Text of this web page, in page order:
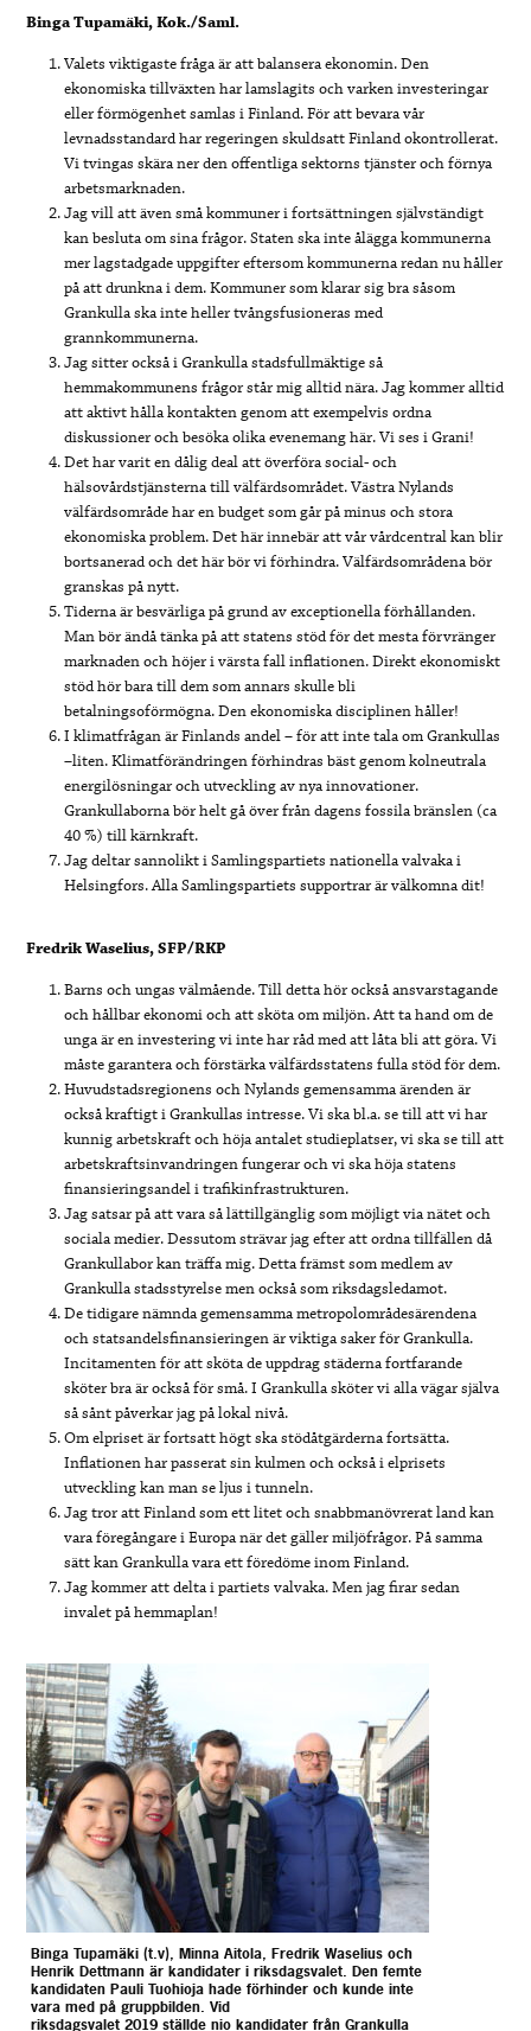
Binga Tupamäki, Kok./Saml.
Valets viktigaste fråga är att balansera ekonomin. Den
ekonomiska tillväxten har lamslagits och varken investeringar
eller förmögenhet samlas i Finland. För att bevara vår
levnadsstandard har regeringen skuldsatt Finland okontrollerat.
Vi tvingas skära ner den offentliga sektorns tjänster och förnya
arbetsmarknaden.
Jag vill att även små kommuner i fortsättningen självständigt
kan besluta om sina frågor. Staten ska inte ålägga kommunerna
mer lagstadgade uppgifter eftersom kommunerna redan nu håller
på att drunkna i dem. Kommuner som klarar sig bra såsom
Grankulla ska inte heller tvångsfusioneras med
grannkommunerna.
Jag sitter också i Grankulla stadsfullmäktige så
hemmakommunens frågor står mig alltid nära. Jag kommer alltid
att aktivt hålla kontakten genom att exempelvis ordna
diskussioner och besöka olika evenemang här. Vi ses i Grani!
Det har varit en dålig deal att överföra social- och
hälsovårdstjänsterna till välfärdsområdet. Västra Nylands
välfärdsområde har en budget som går på minus och stora
ekonomiska problem. Det här innebär att vår vårdcentral kan blir
bortsanerad och det här bör vi förhindra. Välfärdsområdena bör
granskas på nytt.
Tiderna är besvärliga på grund av exceptionella förhållanden.
Man bör ändå tänka på att statens stöd för det mesta förvränger
marknaden och höjer i värsta fall inflationen. Direkt ekonomiskt
stöd hör bara till dem som annars skulle bli
betalningsoförmögna. Den ekonomiska disciplinen håller!
I klimatfrågan är Finlands andel – för att inte tala om Grankullas
–liten. Klimatförändringen förhindras bäst genom kolneutrala
energilösningar och utveckling av nya innovationer.
Grankullaborna bör helt gå över från dagens fossila bränslen (ca
40 %) till kärnkraft.
Jag deltar sannolikt i Samlingspartiets nationella valvaka i
Helsingfors. Alla Samlingspartiets supportrar är välkomna dit!
Fredrik Waselius, SFP/RKP
Barns och ungas välmående. Till detta hör också ansvarstagande
och hållbar ekonomi och att sköta om miljön. Att ta hand om de
unga är en investering vi inte har råd med att låta bli att göra. Vi
måste garantera och förstärka välfärdsstatens fulla stöd för dem.
Huvudstadsregionens och Nylands gemensamma ärenden är
också kraftigt i Grankullas intresse. Vi ska bl.a. se till att vi har
kunnig arbetskraft och höja antalet studieplatser, vi ska se till att
arbetskraftsinvandringen fungerar och vi ska höja statens
finansieringsandel i trafikinfrastrukturen.
Jag satsar på att vara så lättillgänglig som möjligt via nätet och
sociala medier. Dessutom strävar jag efter att ordna tillfällen då
Grankullabor kan träffa mig. Detta främst som medlem av
Grankulla stadsstyrelse men också som riksdagsledamot.
De tidigare nämnda gemensamma metropolområdesärendena
och statsandelsfinansieringen är viktiga saker för Grankulla.
Incitamenten för att sköta de uppdrag städerna fortfarande
sköter bra är också för små. I Grankulla sköter vi alla vägar själva
så sånt påverkar jag på lokal nivå.
Om elpriset är fortsatt högt ska stödåtgärderna fortsätta.
Inflationen har passerat sin kulmen och också i elprisets
utveckling kan man se ljus i tunneln.
Jag tror att Finland som ett litet och snabbmanövrerat land kan
vara föregångare i Europa när det gäller miljöfrågor. På samma
sätt kan Grankulla vara ett föredöme inom Finland.
Jag kommer att delta i partiets valvaka. Men jag firar sedan
invalet på hemmaplan!
Binga Tupamäki (t.v), Minna Aitola, Fredrik Waselius och
Henrik Dettmann är kandidater i riksdagsvalet. Den femte
kandidaten Pauli Tuohioja hade förhinder och kunde inte
vara med på gruppbilden. Vid
riksdagsvalet 2019 ställde nio kandidater från Grankulla